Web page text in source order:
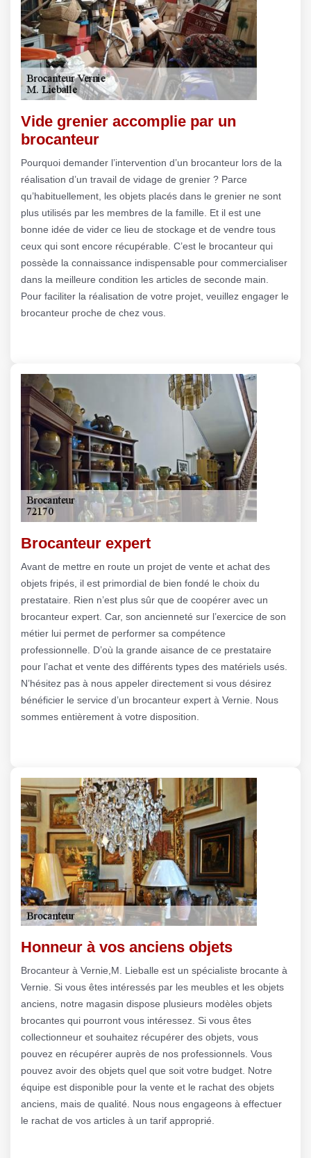
Vide grenier accomplie par un
brocanteur
Pourquoi demander l’intervention d’un brocanteur lors de la
réalisation d’un travail de vidage de grenier ? Parce
qu’habituellement, les objets placés dans le grenier ne sont
plus utilisés par les membres de la famille. Et il est une
bonne idée de vider ce lieu de stockage et de vendre tous
ceux qui sont encore récupérable. C’est le brocanteur qui
possède la connaissance indispensable pour commercialiser
dans la meilleure condition les articles de seconde main.
Pour faciliter la réalisation de votre projet, veuillez engager le
brocanteur proche de chez vous.
Brocanteur expert
Avant de mettre en route un projet de vente et achat des
objets fripés, il est primordial de bien fondé le choix du
prestataire. Rien n’est plus sûr que de coopérer avec un
brocanteur expert. Car, son ancienneté sur l’exercice de son
métier lui permet de performer sa compétence
professionnelle. D’où la grande aisance de ce prestataire
pour l’achat et vente des différents types des matériels usés.
N’hésitez pas à nous appeler directement si vous désirez
bénéficier le service d’un brocanteur expert à Vernie. Nous
sommes entièrement à votre disposition.
Honneur à vos anciens objets
Brocanteur à Vernie,M. Lieballe est un spécialiste brocante à
Vernie. Si vous êtes intéressés par les meubles et les objets
anciens, notre magasin dispose plusieurs modèles objets
brocantes qui pourront vous intéressez. Si vous êtes
collectionneur et souhaitez récupérer des objets, vous
pouvez en récupérer auprès de nos professionnels. Vous
pouvez avoir des objets quel que soit votre budget. Notre
équipe est disponible pour la vente et le rachat des objets
anciens, mais de qualité. Nous nous engageons à effectuer
le rachat de vos articles à un tarif approprié.